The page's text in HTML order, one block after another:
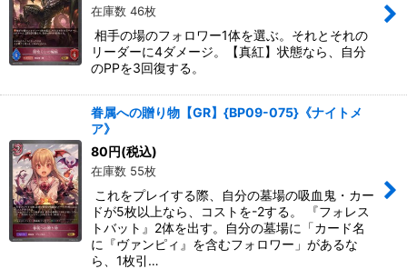
在庫数 46枚
相手の場のフォロワー1体を選ぶ。それとそれの
リーダーに4ダメージ。【真紅】状態なら、自分
のPPを3回復する。
眷属への贈り物【GR】{BP09-075}《ナイトメ
ア》
80円(税込)
在庫数 55枚
これをプレイする際、自分の墓場の吸血鬼・カー
ドが5枚以上なら、コストを-2する。 『フォレス
トバット』2体を出す。自分の墓場に「カード名
に『ヴァンピィ』を含むフォロワー」があるな
ら、1枚引…